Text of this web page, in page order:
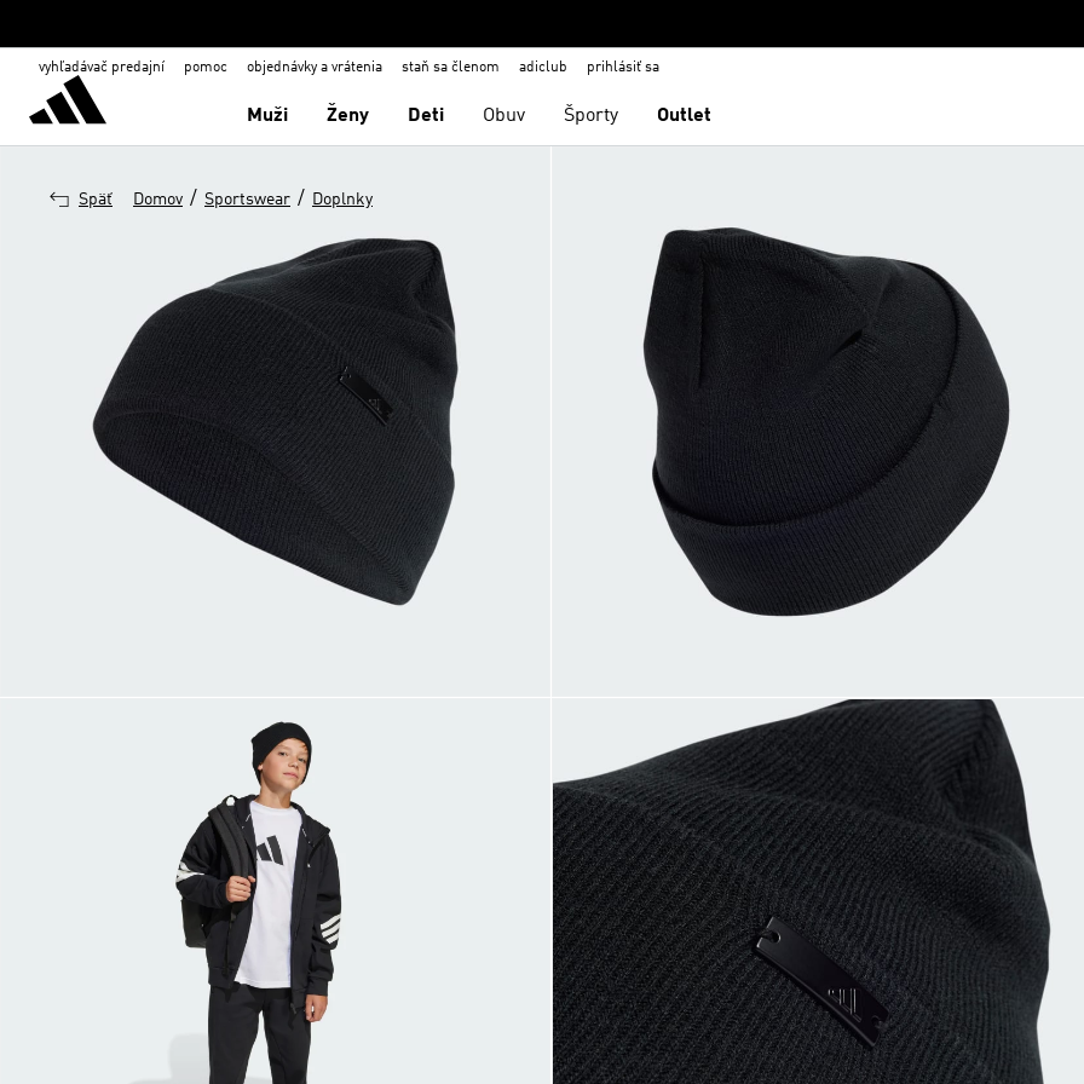
vyhľadávač predajní pomoc objednávky a vrátenia staň sa členom adiclub prihlásiť sa
Muži Ženy Deti Obuv Športy Outlet
Späť Domov / Sportswear / Doplnky